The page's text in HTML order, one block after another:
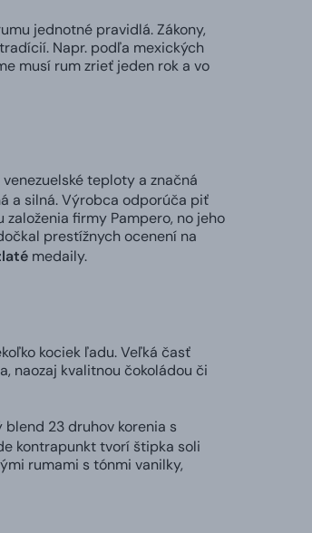
jednotné pravidlá. Zákony,
Napr. podľa mexických
musí rum zrieť jeden rok a vo
teploty a značná
a silná. Výrobca odporúča piť
firmy Pampero, no jeho
prestížnych ocenení na
medaily.
kociek ľadu. Veľká časť
naozaj kvalitnou čokoládou či
blend 23 druhov korenia s
kontrapunkt tvorí štipka soli
rumami s tónmi vanilky,